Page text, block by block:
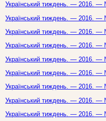
Український тиждень. — 2016. —
Український тиждень. — 2016. —
Український тиждень. — 2016. —
Український тиждень. — 2016. —
Український тиждень. — 2016. —
Український тиждень. — 2016. —
Український тиждень. — 2016. —
Український тиждень. — 2016. —
Український тиждень. — 2016. —